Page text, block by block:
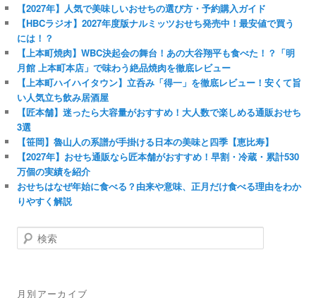
【2027年】人気で美味しいおせちの選び方・予約購入ガイド
【HBCラジオ】2027年度版ナルミッツおせち発売中！最安値で買う
には！？
【上本町焼肉】WBC決起会の舞台！あの大谷翔平も食べた！？「明
月館 上本町本店」で味わう絶品焼肉を徹底レビュー
【上本町ハイハイタウン】立呑み「得一」を徹底レビュー！安くて旨
い人気立ち飲み居酒屋
【匠本舗】迷ったら大容量がおすすめ！大人数で楽しめる通販おせち
3選
【笹岡】魯山人の系譜が手掛ける日本の美味と四季【恵比寿】
【2027年】おせち通販なら匠本舗がおすすめ！早割・冷蔵・累計530
万個の実績を紹介
おせちはなぜ年始に食べる？由来や意味、正月だけ食べる理由をわか
りやすく解説
検
索
月別アーカイブ